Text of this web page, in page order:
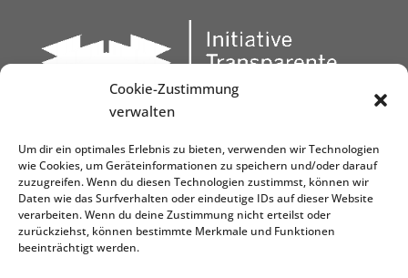
Cookie-Zustimmung
verwalten
Um dir ein optimales Erlebnis zu bieten, verwenden wir Technologien
wie Cookies, um Geräteinformationen zu speichern und/oder darauf
zuzugreifen. Wenn du diesen Technologien zustimmst, können wir
Daten wie das Surfverhalten oder eindeutige IDs auf dieser Website
verarbeiten. Wenn du deine Zustimmung nicht erteilst oder
zurückziehst, können bestimmte Merkmale und Funktionen
beeinträchtigt werden.